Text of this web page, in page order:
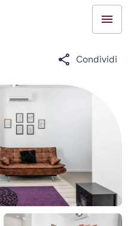
Condividi